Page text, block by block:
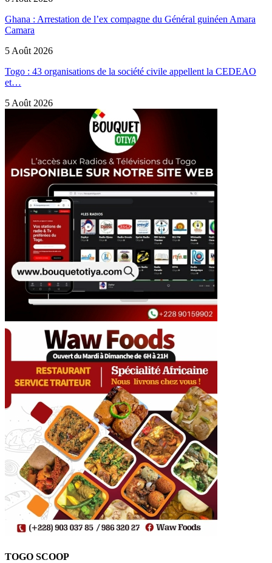
Ghana : Arrestation de l’ex compagne du Général guinéen Amara
Camara
5 Août 2026
Togo : 43 organisations de la société civile appellent la CEDEAO
et…
5 Août 2026
TOGO SCOOP